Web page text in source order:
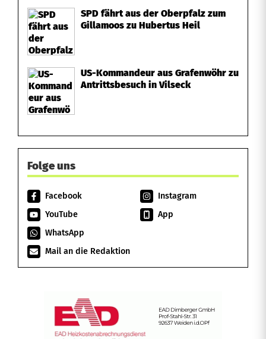
SPD fährt aus der Oberpfalz zum
Gillamoos zu Hubertus Heil
US-Kommandeur aus Grafenwöhr zu
Antrittsbesuch in Vilseck
Folge uns
Facebook
Instagram
YouTube
App
WhatsApp
Mail an die Redaktion